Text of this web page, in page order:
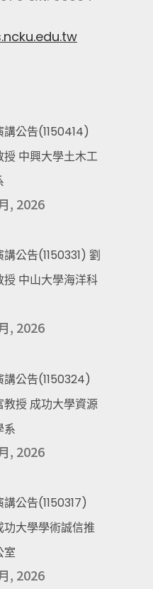
講公告(1150414)
授 中興大學土木工
, 2026
公告(1150331) 劉
授 中山大學海洋科
, 2026
講公告(1150324)
教授 成功大學資源
系
, 2026
公告(1150317)
功大學學術誠信推
室
, 2026